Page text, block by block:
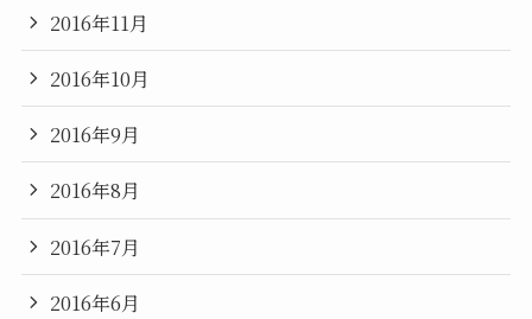
2016年11月
2016年10月
2016年9月
2016年8月
2016年7月
2016年6月